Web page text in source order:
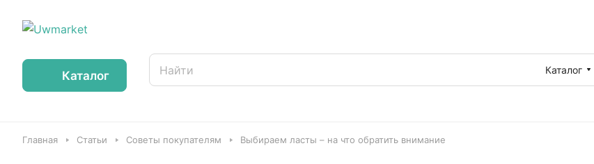
Каталог
Каталог
Главная Статьи Советы покупателям Выбираем ласты – на что обратить внимание